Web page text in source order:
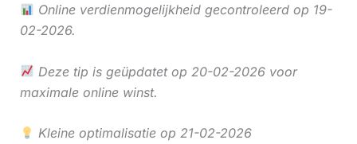
Online verdienmogelijkheid gecontroleerd op 19-
02-2026.
Deze tip is geüpdatet op 20-02-2026 voor
maximale online winst.
Kleine optimalisatie op 21-02-2026